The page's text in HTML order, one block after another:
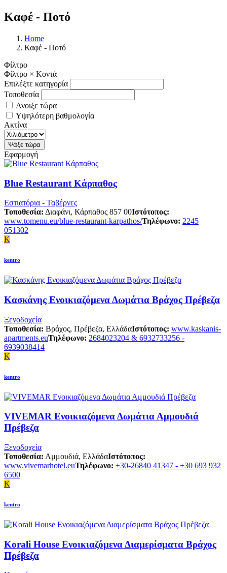
Καφέ - Ποτό
Home
Καφέ - Ποτό
Φίλτρο
Φίλτρο × Κοντά
Επιλέξτε κατηγορία
Τοποθεσία
Ανοιξε τώρα
Υψηλότερη βαθμολογία
Ακτίνα
Εφαρμογή
Blue Restaurant Κάρπαθος
Εστιατόρια - Ταβέρνες
Τοποθεσία: Διαφάνι, Κάρπαθος 857 00Ιστότοπος:
www.tomenu.eu/blue-restaurant-karpathos/Τηλέφωνο: 2245
051302
K
kentro
Κασκάνης Ενοικιαζόμενα Δωμάτια Βράχος Πρέβεζα
Ξενοδοχεία
Τοποθεσία: Βράχος, Πρέβεζα, ΕλλάδαΙστότοπος: www.kaskanis-
apartments.euΤηλέφωνο: 2684023204 & 6932733256 -
6939038414
K
kentro
VIVEMAR Ενοικιαζόμενα Δωμάτια Αμμουδιά
Πρέβεζα
Ξενοδοχεία
Τοποθεσία: Αμμουδιά, ΕλλάδαΙστότοπος:
www.vivemarhotel.euΤηλέφωνο: +30-26840 41347 - +30 693 932
6500
K
kentro
Korali House Ενοικιαζόμενα Διαμερίσματα Βράχος
Πρέβεζα